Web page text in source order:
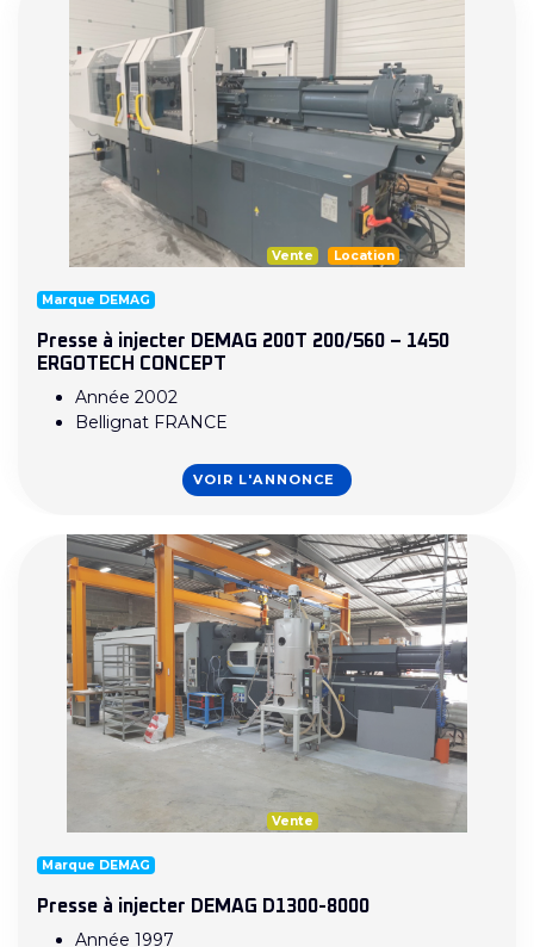
Vente Location
Marque DEMAG
Presse à injecter DEMAG 200T 200/560 – 1450
ERGOTECH CONCEPT
Année 2002
Bellignat FRANCE
VOIR L'ANNONCE
Vente
Marque DEMAG
Presse à injecter DEMAG D1300-8000
Année 1997